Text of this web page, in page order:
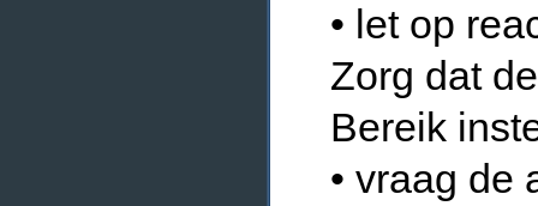
• let op
Zorg dat
Bereik
• vraag de